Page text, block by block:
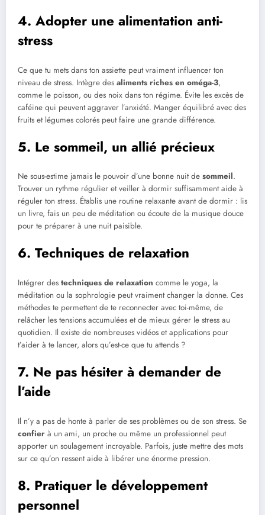
4. Adopter une alimentation anti-
stress
Ce que tu mets dans ton assiette peut vraiment influencer ton
niveau de stress. Intègre des aliments riches en oméga-3,
comme le poisson, ou des noix dans ton régime. Évite les excès de
caféine qui peuvent aggraver l’anxiété. Manger équilibré avec des
fruits et légumes colorés peut faire une grande différence.
5. Le sommeil, un allié précieux
Ne sous-estime jamais le pouvoir d’une bonne nuit de sommeil.
Trouver un rythme régulier et veiller à dormir suffisamment aide à
réguler ton stress. Établis une routine relaxante avant de dormir : lis
un livre, fais un peu de méditation ou écoute de la musique douce
pour te préparer à une nuit paisible.
6. Techniques de relaxation
Intégrer des techniques de relaxation comme le yoga, la
méditation ou la sophrologie peut vraiment changer la donne. Ces
méthodes te permettent de te reconnecter avec toi-même, de
relâcher les tensions accumulées et de mieux gérer le stress au
quotidien. Il existe de nombreuses vidéos et applications pour
t’aider à te lancer, alors qu’est-ce que tu attends ?
7. Ne pas hésiter à demander de
l’aide
Il n’y a pas de honte à parler de ses problèmes ou de son stress. Se
confier à un ami, un proche ou même un professionnel peut
apporter un soulagement incroyable. Parfois, juste mettre des mots
sur ce qu’on ressent aide à libérer une énorme pression.
8. Pratiquer le développement
personnel